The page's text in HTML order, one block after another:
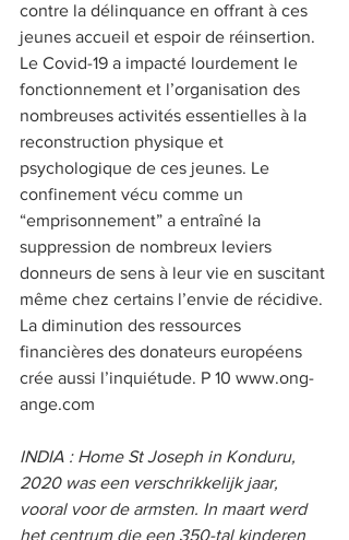
contre la délinquance en offrant à ces
jeunes accueil et espoir de réinsertion.
Le Covid-19 a impacté lourdement le
fonctionnement et l’organisation des
nombreuses activités essentielles à la
reconstruction physique et
psychologique de ces jeunes. Le
confinement vécu comme un
“emprisonnement” a entraîné la
suppression de nombreux leviers
donneurs de sens à leur vie en suscitant
même chez certains l’envie de récidive.
La diminution des ressources
financières des donateurs européens
crée aussi l’inquiétude. P 10 www.ong-
ange.com
INDIA : Home St Joseph in Konduru,
2020 was een verschrikkelijk jaar,
vooral voor de armsten. In maart werd
het centrum die een 350-tal kinderen